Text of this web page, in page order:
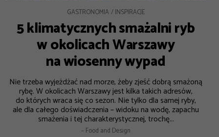
GASTRONOMIA INSPIRACJE
5 klimatycznych smażalni ryb
w okolicach Warszawy
na wiosenny wypad
Nie trzeba wyjeżdżać nad morze, żeby zjeść dobrą smażoną
rybę. W okolicach Warszawy jest kilka takich adresów,
do których wraca się co sezon. Nie tylko dla samej ryby,
ale dla całego doświadczenia – widoku na wodę, zapachu
smażenia i tej charakterystycznej, trochę...
– Food and Design